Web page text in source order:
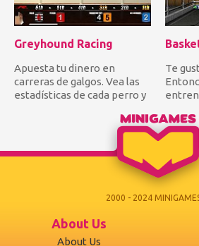
Greyhound Racing
Apuesta tu dinero en
carreras de galgos. Vea las
estadísticas de cada perro y
Te
2000 - 2024
About Us
About Us